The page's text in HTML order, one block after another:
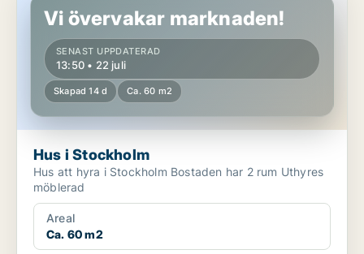
Vi övervakar marknaden!
SENAST UPPDATERAD
13:50 • 22 juli
Skapad 14 d Ca. 60 m2
Hus i Stockholm
Hus att hyra i Stockholm Bostaden har 2 rum Uthyres
möblerad
Areal
Ca. 60 m2